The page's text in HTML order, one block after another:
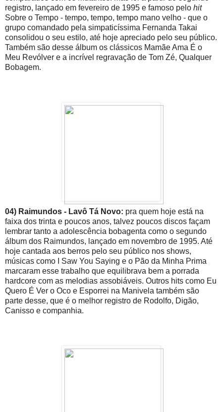
registro, lançado em fevereiro de 1995 e famoso pelo hit
Sobre o Tempo - tempo, tempo, tempo mano velho - que o
grupo comandado pela simpaticíssima Fernanda Takai
consolidou o seu estilo, até hoje apreciado pelo seu público.
Também são desse álbum os clássicos Mamãe Ama É o
Meu Revólver e a incrível regravação de Tom Zé, Qualquer
Bobagem.
04) Raimundos - Lavô Tá Novo: pra quem hoje está na
faixa dos trinta e poucos anos, talvez poucos discos façam
lembrar tanto a adolescência bobagenta como o segundo
álbum dos Raimundos, lançado em novembro de 1995. Até
hoje cantada aos berros pelo seu público nos shows,
músicas como I Saw You Saying e o Pão da Minha Prima
marcaram esse trabalho que equilibrava bem a porrada
hardcore com as melodias assobiáveis. Outros hits como Eu
Quero É Ver o Oco e Esporrei na Manivela também são
parte desse, que é o melhor registro de Rodolfo, Digão,
Canisso e companhia.